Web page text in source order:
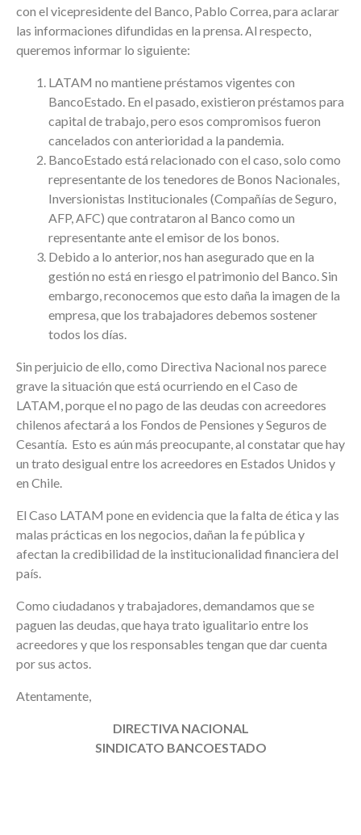
con el vicepresidente del Banco, Pablo Correa, para aclarar
las informaciones difundidas en la prensa. Al respecto,
queremos informar lo siguiente:
LATAM no mantiene préstamos vigentes con
BancoEstado. En el pasado, existieron préstamos para
capital de trabajo, pero esos compromisos fueron
cancelados con anterioridad a la pandemia.
BancoEstado está relacionado con el caso, solo como
representante de los tenedores de Bonos Nacionales,
Inversionistas Institucionales (Compañías de Seguro,
AFP, AFC) que contrataron al Banco como un
representante ante el emisor de los bonos.
Debido a lo anterior, nos han asegurado que en la
gestión no está en riesgo el patrimonio del Banco. Sin
embargo, reconocemos que esto daña la imagen de la
empresa, que los trabajadores debemos sostener
todos los días.
Sin perjuicio de ello, como Directiva Nacional nos parece
grave la situación que está ocurriendo en el Caso de
LATAM, porque el no pago de las deudas con acreedores
chilenos afectará a los Fondos de Pensiones y Seguros de
Cesantía. Esto es aún más preocupante, al constatar que hay
un trato desigual entre los acreedores en Estados Unidos y
en Chile.
El Caso LATAM pone en evidencia que la falta de ética y las
malas prácticas en los negocios, dañan la fe pública y
afectan la credibilidad de la institucionalidad financiera del
país.
Como ciudadanos y trabajadores, demandamos que se
paguen las deudas, que haya trato igualitario entre los
acreedores y que los responsables tengan que dar cuenta
por sus actos.
Atentamente,
DIRECTIVA NACIONAL
SINDICATO BANCOESTADO